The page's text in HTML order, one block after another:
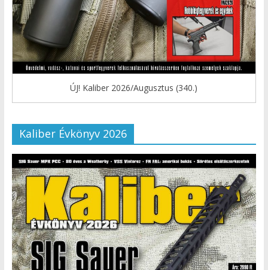
ÚJ! Kaliber 2026/Augusztus (340.)
Kaliber Évkönyv 2026